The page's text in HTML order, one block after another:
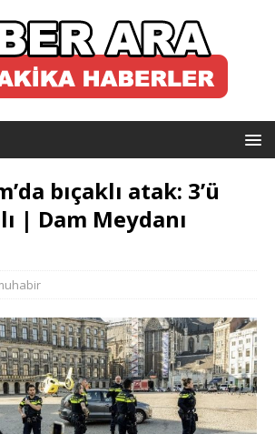
bıçaklı atak: 3’ü
| Dam Meydanı